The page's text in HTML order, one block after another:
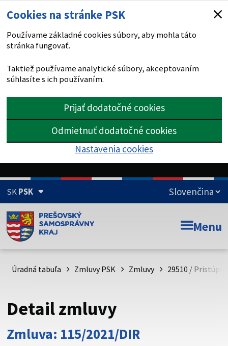
Cookies na stránke PSK
Používame základné cookies súbory, aby mohla táto
stránka fungovať.
Taktiež používame analytické súbory, akceptovaním
súhlasíte s ich používaním.
Prijať dodatočné cookies
Odmietnuť dodatočné cookies
Nastavenia cookies
SKPSK
Doména psk.sk je oficiálna
Toto je oficiálna webová stránka Prešovského
psk.sk.
Buďte pozorní a vždy sa uistite, že zdieľate informácie iba
cez zabezpečenú webovú stránku. Zabezpečená stránka
vždy začína https:// pred názvom domény webového sídla.
Menu
Úradná tabuľa Zmluvy PSK Zmluvy 29510 /
Detail zmluvy
Zmluva: 115/2021/DIR